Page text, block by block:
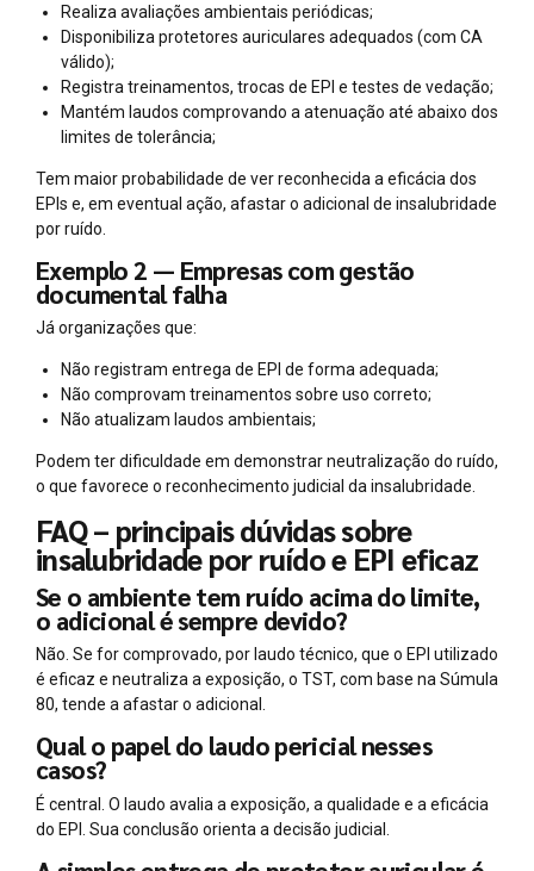
Realiza avaliações ambientais periódicas;
Disponibiliza protetores auriculares adequados (com CA
válido);
Registra treinamentos, trocas de EPI e testes de vedação;
Mantém laudos comprovando a atenuação até abaixo dos
limites de tolerância;
Tem maior probabilidade de ver reconhecida a eficácia dos
EPIs e, em eventual ação, afastar o adicional de insalubridade
por ruído.
Exemplo 2 — Empresas com gestão
documental falha
Já organizações que:
Não registram entrega de EPI de forma adequada;
Não comprovam treinamentos sobre uso correto;
Não atualizam laudos ambientais;
Podem ter dificuldade em demonstrar neutralização do ruído,
o que favorece o reconhecimento judicial da insalubridade.
FAQ – principais dúvidas sobre
insalubridade por ruído e EPI eficaz
Se o ambiente tem ruído acima do limite,
o adicional é sempre devido?
Não. Se for comprovado, por laudo técnico, que o EPI utilizado
é eficaz e neutraliza a exposição, o TST, com base na Súmula
80, tende a afastar o adicional.
Qual o papel do laudo pericial nesses
casos?
É central. O laudo avalia a exposição, a qualidade e a eficácia
do EPI. Sua conclusão orienta a decisão judicial.